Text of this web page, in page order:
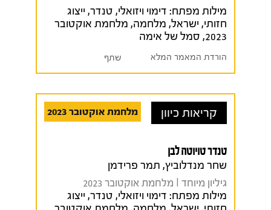
מילות מפתח: דימוי ויזואלי, טנדר, ייצוג
חזותי, ישראל, מלחמה, מלחמת אוקטובר
2023
, סמל של אימה
הורדת המאמר המלא שתף
מלחמת אוקטובר 2023 קריאות כיוון
טנדר טויוטה לבן
שחר מנדלוביץ, תמר פרידמן
גיליון מיוחד I מלחמת אוקטובר 2023
מילות מפתח: דימוי ויזואלי, טנדר, ייצוג